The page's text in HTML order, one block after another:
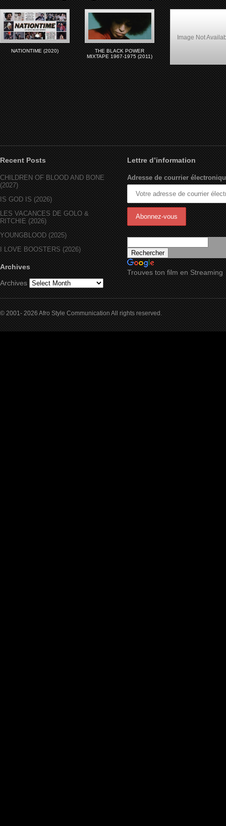
NATIONTIME (2020)
THE BLACK POWER
MIXTAPE 1967-1975 (2011)
Image Not
Panther (1995)
Recent Posts
CHILDREN OF BLOOD AND BONE
(2027)
IS GOD IS (2026)
LES VACANCES DE GOLO &
RITCHIE (2026)
YOUNGBLOOD (2025)
I LOVE BOOSTERS (2026)
Archives
Archives
Lettre d’information
Adresse de courrier
Trouves ton film en Streaming
© 2001- 2026 Afro Style Communication All rights reserved.